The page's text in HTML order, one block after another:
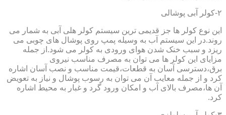
۲-کولر آبی پوشالی
این نوع کولر ها جز قدیمی ترین سیستم کولر هلی آبی به شمار می
روند.در این سیستم آب به وسیله پمپ روی پوشال های چوبی می
ریزد و سبب خنک شدن هوای ورودی به کولر می شود.از جمله
مزایای این کولر ها می توان به مصرف مناسب نیروی
برق،دسترسی آسان به قطعات،قیمت مناسب و نصب آسان اشاره
کرد و از جمله معایب آن می توان به رسوب پوشال و نیاز به تعویض
آن ها،مصرف بالای آب و امکان ورود گرد و غبار به محیط اشاره
کرد.